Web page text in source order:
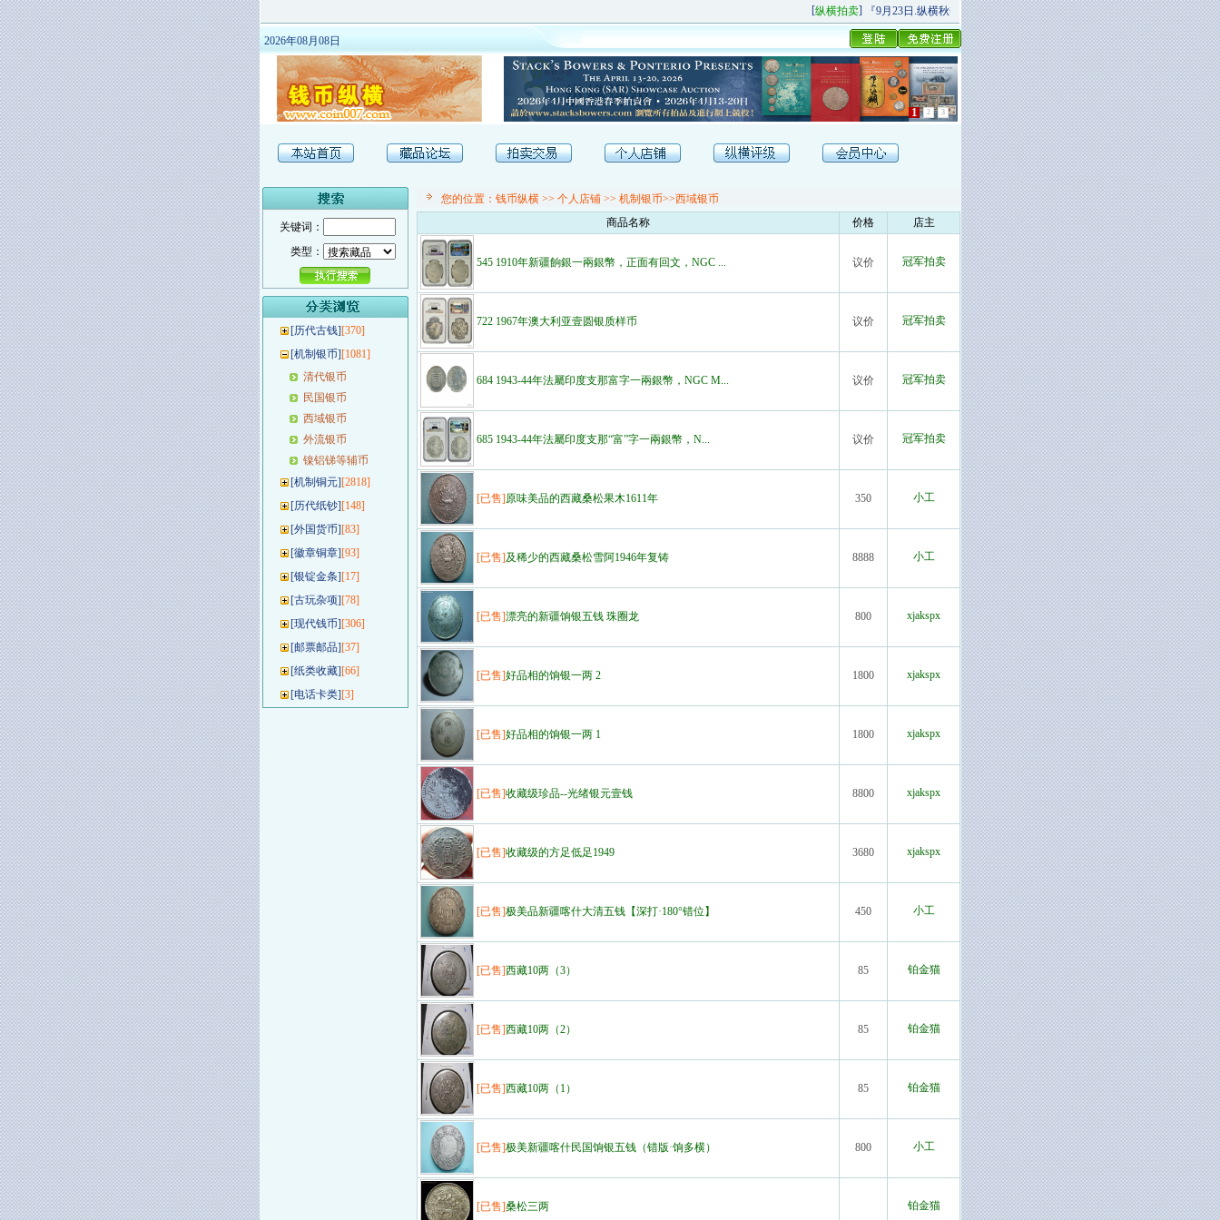
纵横拍卖]『9月23日.纵横秋季精品场P场』 今日上新！[纵横拍卖]9月20日.纵横秋季
2026年08月08日
1 2 3
关键词：
类型：
[历代古钱][370]
[机制银币][1081]
清代银币
民国银币
西域银币
外流银币
镍铝锑等辅币
[机制铜元][2818]
[历代纸钞][148]
[外国货币][83]
[徽章铜章][93]
[银锭金条][17]
[古玩杂项][78]
[现代钱币][306]
[邮票邮品][37]
[纸类收藏][66]
[电话卡类][3]
您的位置： 钱币纵横 >> 个人店铺 >> 机制银币>>西域银币
商品名称
价格 店主
545 1910年新疆餉銀一兩銀幣，正面有回文，NGC ... 议价 冠军拍卖
722 1967年澳大利亚壹圆银质样币 议价 冠军拍卖
684 1943-44年法屬印度支那富字一兩銀幣，NGC M... 议价 冠军拍卖
685 1943-44年法屬印度支那“富”字一兩銀幣，N... 议价 冠军拍卖
[已售]原味美品的西藏桑松果木1611年 350 小工
[已售]及稀少的西藏桑松雪阿1946年复铸 8888 小工
[已售]漂亮的新疆饷银五钱 珠圈龙 800 xjakspx
[已售]好品相的饷银一两 2 1800 xjakspx
[已售]好品相的饷银一两 1 1800 xjakspx
[已售]收藏级珍品--光绪银元壹钱 8800 xjakspx
[已售]收藏级的方足低足1949 3680 xjakspx
[已售]极美品新疆喀什大清五钱【深打·180°错位】 450 小工
[已售]西藏10两（3） 85 铂金猫
[已售]西藏10两（2） 85 铂金猫
[已售]西藏10两（1） 85 铂金猫
[已售]极美新疆喀什民国饷银五钱（错版·饷多横） 800 小工
[已售]桑松三两 铂金猫